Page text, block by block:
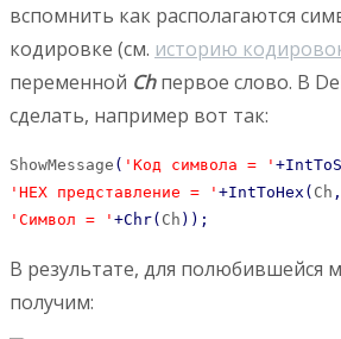
вспомнить как располагаются
кодировке (см. историю
переменной Chпервое слово. В
сделать, например вот так:
ShowMessage ( 'Код символа = ' +
'HEX представление = ' +IntToHex ( Ch ,
'Символ = ' +Chr( Ch ) ) ;
В результате, для полюбившейся
получим: